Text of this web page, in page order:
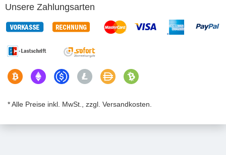
Unsere Zahlungsarten
* Alle Preise inkl. MwSt., zzgl. Versandkosten.